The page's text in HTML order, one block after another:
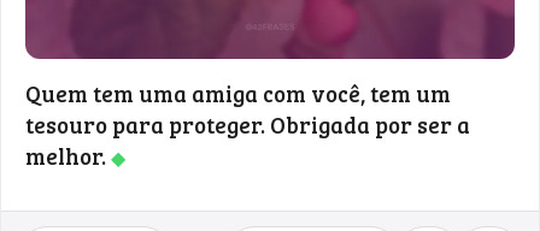
Quem tem uma amiga com você, tem um
tesouro para proteger. Obrigada por ser a
melhor.◆